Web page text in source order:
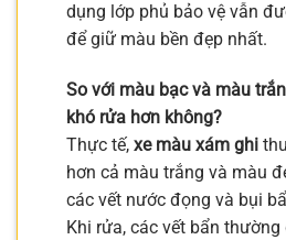
dụng lớp phủ bảo vệ vẫn
để giữ màu bền đẹp nhất.
So với màu bạc và màu
khó rửa hơn không?
Thực tế, xe màu xám ghi
hơn cả màu trắng và màu
các vết nước đọng và bụi
Khi rửa, các vết bẩn